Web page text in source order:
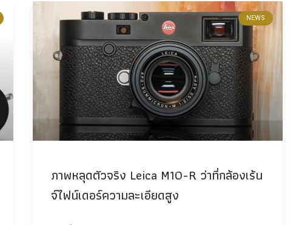
NEWS
ภาพหลุดตัวจริง Leica M10-R ว่าที่กล้องเร้น
จ์ไฟน์เดอร์ความละเอียดสูง